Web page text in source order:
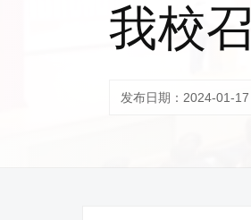
我校
发布日期：2024-01-